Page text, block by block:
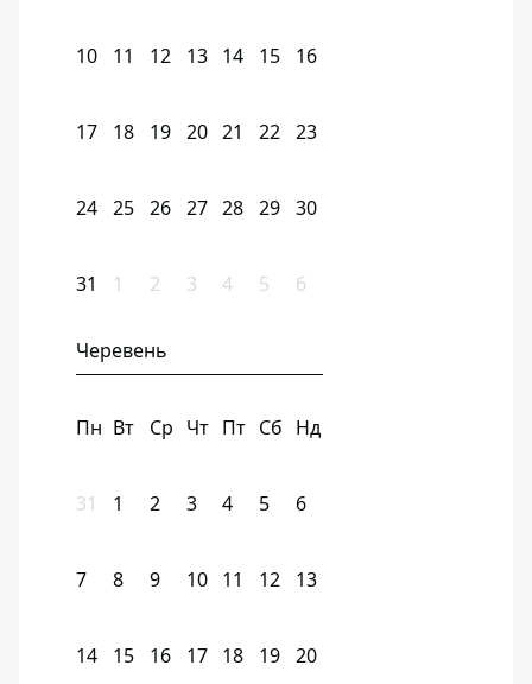
10 11 12 13 14 15 16
17 18 19 20 21 22 23
24 25 26 27 28 29 30
31 1 2 3 4 5 6
Черевень
Пн Вт Ср Чт Пт Сб Нд
31 1 2 3 4 5 6
7 8 9 10 11 12 13
14 15 16 17 18 19 20